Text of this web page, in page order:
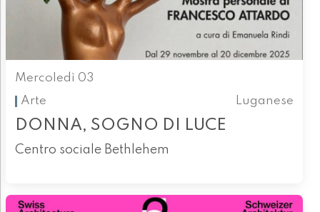
Mercoledì 03
Arte
Luganese
DONNA, SOGNO DI LUCE
Centro sociale Bethlehem